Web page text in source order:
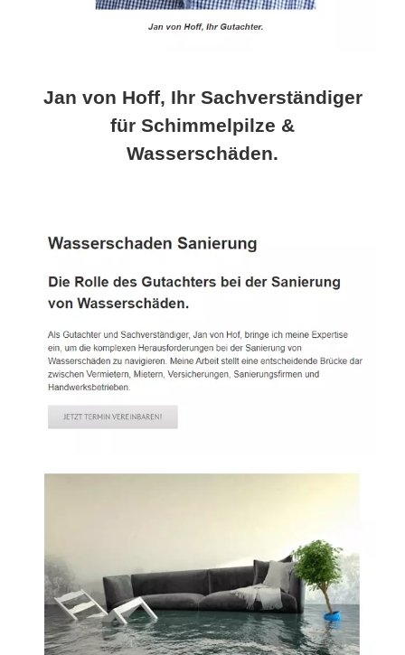
Jan von Hoff, Ihr Sachverständiger
für Schimmelpilze &
Wasserschäden.